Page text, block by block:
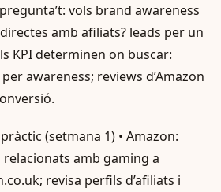
vols brand awareness
amb afiliats? leads per un
KPI determinen on buscar:
awareness; reviews d’Amazon
(setmana 1) • Amazon:
amb gaming a
revisa perfils d’afiliats i